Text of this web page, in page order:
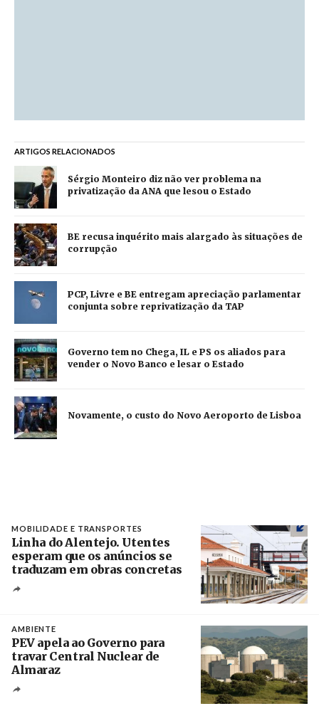
ARTIGOS RELACIONADOS
Sérgio Monteiro diz não ver problema na
privatização da ANA que lesou o Estado
BE recusa inquérito mais alargado às situações de
corrupção
PCP, Livre e BE entregam apreciação parlamentar
conjunta sobre reprivatização da TAP
Governo tem no Chega, IL e PS os aliados para
vender o Novo Banco e lesar o Estado
Novamente, o custo do Novo Aeroporto de Lisboa
MOBILIDADE E TRANSPORTES
Linha do Alentejo. Utentes
esperam que os anúncios se
traduzam em obras concretas
AMBIENTE
PEV apela ao Governo para
travar Central Nuclear de
Almaraz